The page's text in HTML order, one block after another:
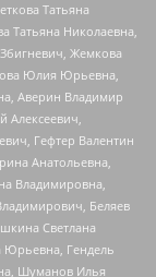
Татьяна
Татьяна Николаевна,
Жемкова
Юлия Юрьевна,
Аверин Владимир
Алексеевич,
Гефтер Валентин
Анатольевна,
Владимировна,
Беляев
Светлана
Юрьевна, Гендель
Шуманов Илья